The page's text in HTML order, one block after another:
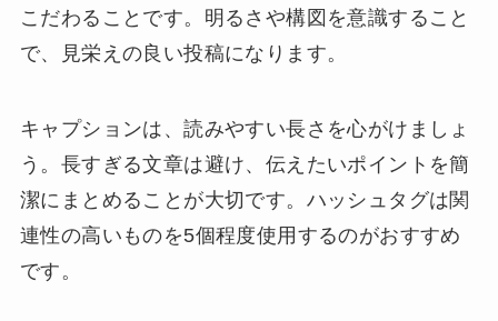
こだわることです。明るさや構図を意識すること
で、見栄えの良い投稿になります。
キャプションは、読みやすい長さを心がけましょ
う。長すぎる文章は避け、伝えたいポイントを簡
潔にまとめることが大切です。ハッシュタグは関
連性の高いものを5個程度使用するのがおすすめ
です。